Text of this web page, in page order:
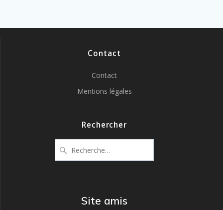
Contact
Contact
Mentions légales
Rechercher
pour
Site amis